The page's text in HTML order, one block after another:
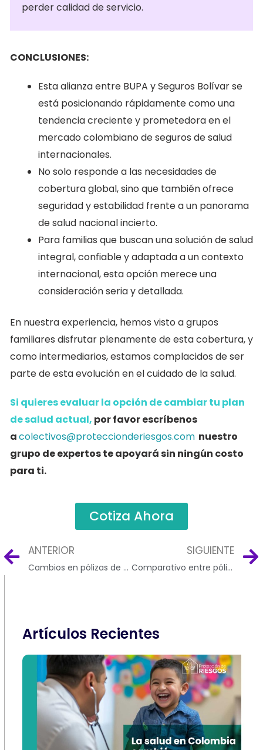
perder calidad de servicio.
CONCLUSIONES:
Esta alianza entre BUPA y Seguros Bolívar se
está posicionando rápidamente como una
tendencia creciente y prometedora en el
mercado colombiano de seguros de salud
internacionales.
No solo responde a las necesidades de
cobertura global, sino que también ofrece
seguridad y estabilidad frente a un panorama
de salud nacional incierto.
Para familias que buscan una solución de salud
integral, confiable y adaptada a un contexto
internacional, esta opción merece una
consideración seria y detallada.
En nuestra experiencia, hemos visto a grupos
familiares disfrutar plenamente de esta cobertura, y
como intermediarios, estamos complacidos de ser
parte de esta evolución en el cuidado de la salud.
Si quieres evaluar la opción de cambiar tu plan
de salud actual, por favor escríbenos
acolectivos@proteccionderiesgos.com nuestro
grupo de expertos te apoyará sin ningún costo
para ti.
Cotiza Ahora
Ant
ANTERIOR
Cambios en pólizas de salud Sura 2024
SIGUIENTE
Comparativo entre pólizas de salud y prepagadas 2024
Artículos Recientes